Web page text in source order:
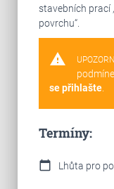
stavebních prací
povrchu“.
warning
se přihlašte.
Termíny:
calendar_today Lhůta pro